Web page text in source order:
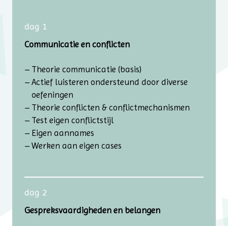
dag 1
Communicatie en conflicten
Theorie communicatie (basis)
Actief luisteren ondersteund door diverse
oefeningen
Theorie conflicten & conflictmechanismen
Test eigen conflictstijl
Eigen aannames
Werken aan eigen cases
dag 2
Gespreksvaardigheden en belangen